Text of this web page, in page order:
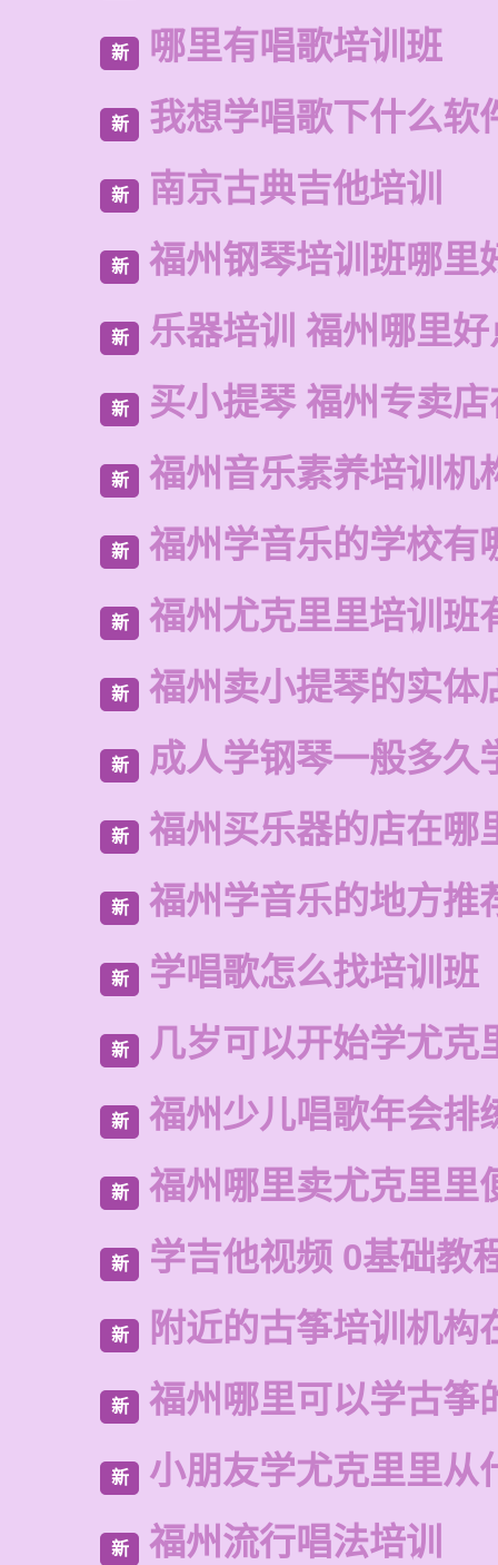
新 哪里有唱歌培训班
新 我想学唱歌下什么软
新 南京古典吉他培训
新 福州钢琴培训班哪里
新 乐器培训 福州哪里
新 买小提琴 福州专卖
新 福州音乐素养培训机
新 福州学音乐的学校有
新 福州尤克里里培训班
新 福州卖小提琴的实体
新 成人学钢琴一般多久
新 福州买乐器的店在哪
新 福州学音乐的地方推
新 学唱歌怎么找培训班
新 几岁可以开始学尤克
新 福州少儿唱歌年会排
新 福州哪里卖尤克里里
新 学吉他视频 0基础教
新 附近的古筝培训机构
新 福州哪里可以学古筝
新 小朋友学尤克里里从
新 福州流行唱法培训